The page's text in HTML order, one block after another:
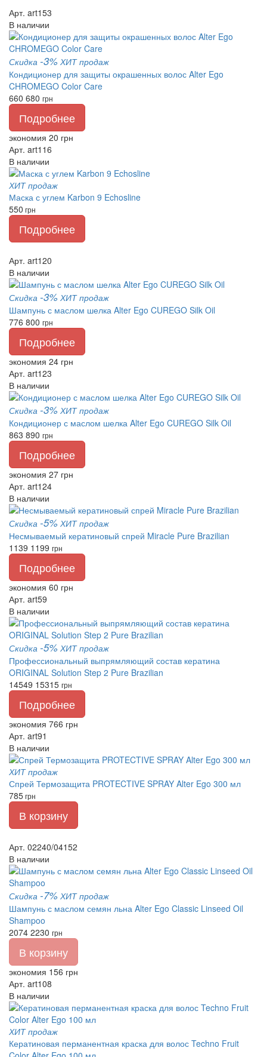
Арт. art153
В наличии
Скидка -3% ХИТ продаж
Кондиционер для защиты окрашенных волос Alter Ego
CHROMEGO Color Care
660 680 грн
Подробнее
экономия 20 грн
Арт. art116
В наличии
ХИТ продаж
Маска с углем Karbon 9 Echosline
550 грн
Подробнее
Арт. art120
В наличии
Скидка -3% ХИТ продаж
Шампунь с маслом шелка Alter Ego CUREGO Silk Oil
776 800 грн
Подробнее
экономия 24 грн
Арт. art123
В наличии
Скидка -3% ХИТ продаж
Кондиционер с маслом шелка Alter Ego CUREGO Silk Oil
863 890 грн
Подробнее
экономия 27 грн
Арт. art124
В наличии
Скидка -5% ХИТ продаж
Несмываемый кератиновый спрей Miracle Pure Brazilian
1139 1199 грн
Подробнее
экономия 60 грн
Арт. art59
В наличии
Скидка -5% ХИТ продаж
Профессиональный выпрямляющий состав кератина
ORIGINAL Solution Step 2 Pure Brazilian
14549 15315 грн
Подробнее
экономия 766 грн
Арт. art91
В наличии
ХИТ продаж
Спрей Термозащита PROTECTIVE SPRAY Alter Ego 300 мл
785грн
В корзину
Арт. 02240/04152
В наличии
Скидка -7% ХИТ продаж
Шампунь с маслом семян льна Alter Ego Classic Linseed Oil
Shampoo
2074 2230 грн
В корзину
экономия 156 грн
Арт. art108
В наличии
ХИТ продаж
Кератиновая перманентная краска для волос Techno Fruit